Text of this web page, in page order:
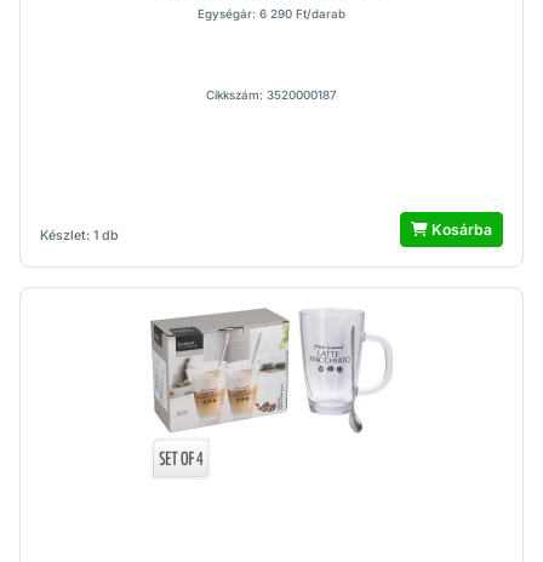
Készlet: 1 db
Egységár: 6 290 Ft/darab
Cikkszám: 3520000187
Kosárba